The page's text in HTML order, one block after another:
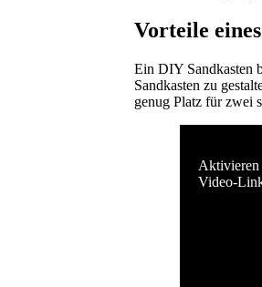
Vorteile
Ein DIY Sandkasten
Sandkasten zu
genug Platz für zwei
Aktivieren
Video-